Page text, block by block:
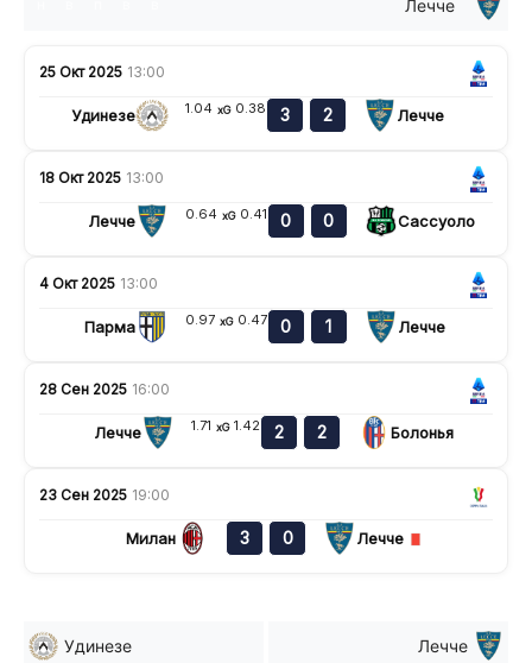
Лечче
25 Окт 2025 13:00
Удинезе 1.04 xG 0.38 3 2 Лечче
18 Окт 2025 13:00
Лечче 0.64 xG 0.41 0 0 Сассуоло
4 Окт 2025 13:00
Парма 0.97 xG 0.47 0 1 Лечче
28 Сен 2025 16:00
Лечче 1.71 xG 1.42 2 2 Болонья
23 Сен 2025 19:00
Милан 3 0 Лечче
Удинезе Лечче